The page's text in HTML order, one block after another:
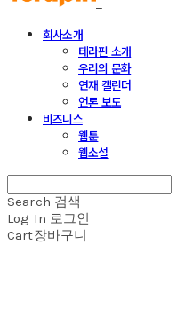
회사소개
테라핀 소개
우리의 문화
연재 캘린더
언론 보도
비즈니스
웹툰
웹소설
Search 검색
Log In 로그인
Cart장바구니